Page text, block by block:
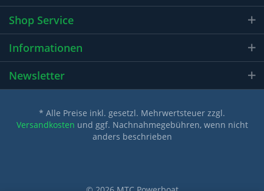
Shop Service
Informationen
Newsletter
* Alle Preise inkl. gesetzl. Mehrwertsteuer zzgl.
Versandkosten und ggf. Nachnahmegebühren, wenn nicht
anders beschrieben